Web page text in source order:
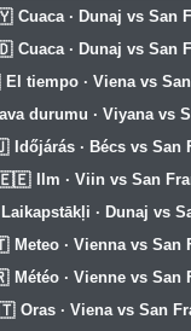
Cuaca · Dunaj vs San
Cuaca · Dunaj vs San
El tiempo · Viena vs
durumu · Viyana vs
Időjárás · Bécs vs San
Ilm · Viin vs San
Laikapstākļi · Dunaj vs
Meteo · Vienna vs San
Météo · Vienne vs San
Oras · Viena vs San